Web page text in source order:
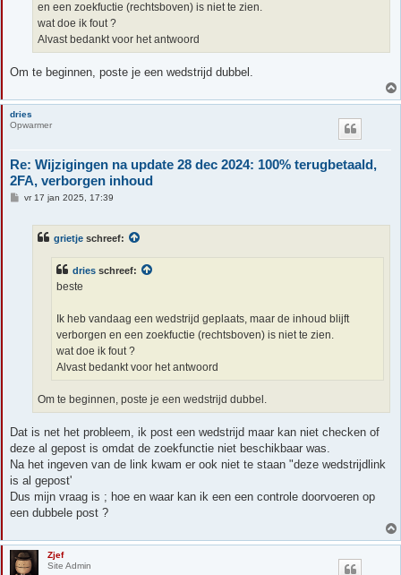
en een zoekfuctie (rechtsboven) is niet te zien.
wat doe ik fout ?
Alvast bedankt voor het antwoord
Om te beginnen, poste je een wedstrijd dubbel.
dries
Opwarmer
Re: Wijzigingen na update 28 dec 2024: 100% terugbetaald,
2FA, verborgen inhoud
Bvr 17 jan 2025, 17:39
grietje schreef:
dries schreef:
beste
Ik heb vandaag een wedstrijd geplaats, maar de inhoud blijft
verborgen en een zoekfuctie (rechtsboven) is niet te zien.
wat doe ik fout ?
Alvast bedankt voor het antwoord
Om te beginnen, poste je een wedstrijd dubbel.
Dat is net het probleem, ik post een wedstrijd maar kan niet checken of
deze al gepost is omdat de zoekfunctie niet beschikbaar was.
Na het ingeven van de link kwam er ook niet te staan "deze wedstrijdlink
is al gepost'
Dus mijn vraag is ; hoe en waar kan ik een een controle doorvoeren op
een dubbele post ?
Zjef
Site Admin